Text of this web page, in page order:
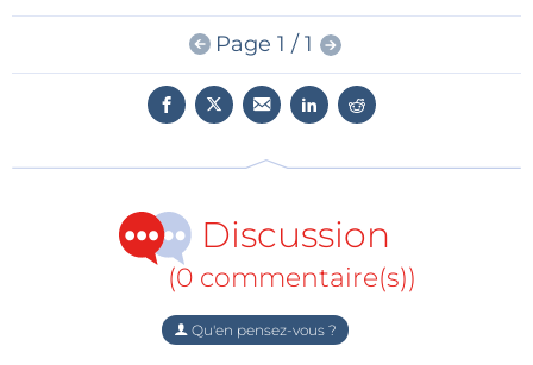
Page 1 / 1
Discussion
(0 commentaire(s))
Qu'en pensez-vous ?